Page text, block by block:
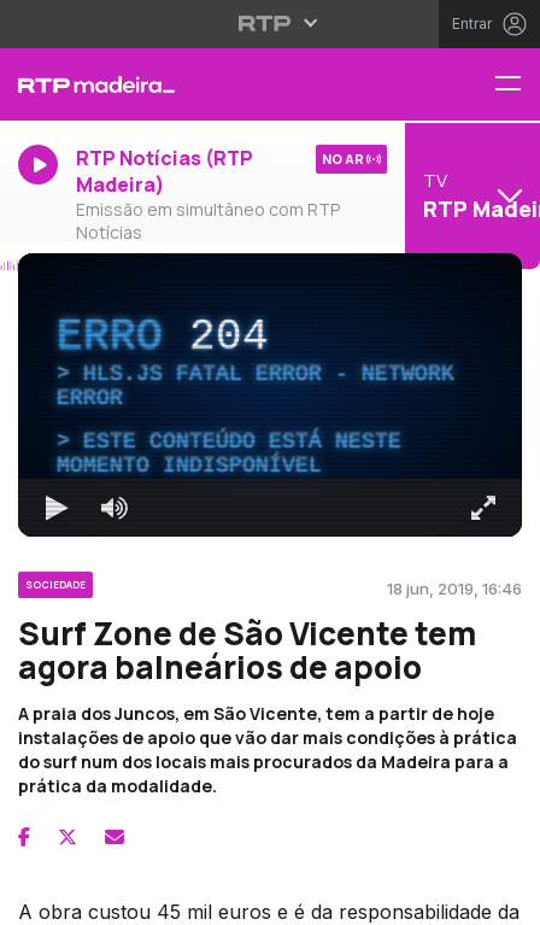
Entrar
RTP Notícias (RTP
Madeira)
Emissão em simultâneo com RTP
Notícias
NO AR
TV
RTP
ERRO204
HLS.JS FATAL ERROR - NETWORK
ERROR
ESTE CONTEÚDO ESTÁ NESTE
MOMENTO INDISPONÍVEL
SOCIEDADE 18 jun, 2019, 16:46
Surf Zone de São Vicente tem
agora balneários de apoio
A praia dos Juncos, em São Vicente, tem a partir de hoje
instalações de apoio que vão dar mais condições à prática
do surf num dos locais mais procurados da Madeira para a
prática da modalidade.
A obra custou 45 mil euros e é da responsabilidade da